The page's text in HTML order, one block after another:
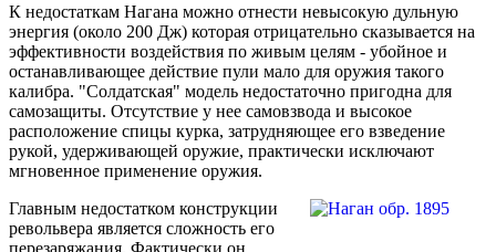
К недостаткам Нагана можно отнести невысокую дульную
энергия (около 200 Дж) которая отрицательно сказывается на
эффективности воздействия по живым целям - убойное и
останавливающее действие пули мало для оружия такого
калибра. "Солдатская" модель недостаточно пригодна для
самозащиты. Отсутствие у нее самовзвода и высокое
расположение спицы курка, затрудняющее его взведение
рукой, удерживающей оружие, практически исключают
мгновенное применение оружия.
Главным недостатком конструкции
револьвера является сложность его
перезаряжания. Фактически он